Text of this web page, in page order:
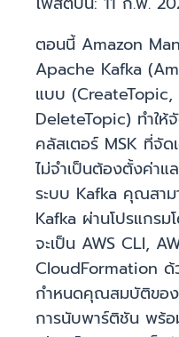
ตอนนี้ Amazon
Apache Kafka
แบบ
DeleteTopic) ทำให้
คลัสเตอร์ MSK ที่จั
ไม่จำเป็นต้องตั้งค่าแ
ระบบ Kafka คุณสา
Kafka ผ่านโปรแกรม
จะเป็น AWS CLI,
CloudFormation ด้
กำหนดคุณสมบัติของ
การนับพาร์ติชัน พร้